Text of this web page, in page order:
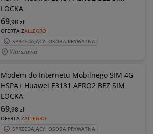
LOCKA
OFERTA ZALLEGRO
69,98zł
SPRZEDAJĄCY: OSOBA PRYWATNA
Warszawa
Modem do Internetu Mobilnego SIM 4G
HSPA+ Huawei E3131 AERO2 BEZ SIM
LOCKA
OFERTA ZALLEGRO
69,98zł
SPRZEDAJĄCY: OSOBA PRYWATNA